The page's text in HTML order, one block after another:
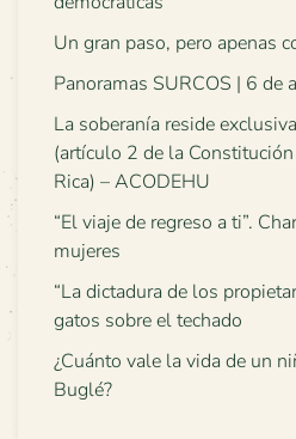
Un gran paso, pero apenas
Panoramas SURCOS | 6 de
La soberanía reside
(artículo 2 de la
Rica) – ACODEHU
“El viaje de regreso a ti”.
mujeres
“La dictadura de los
gatos sobre el techado
¿Cuánto vale la vida de un
Buglé?